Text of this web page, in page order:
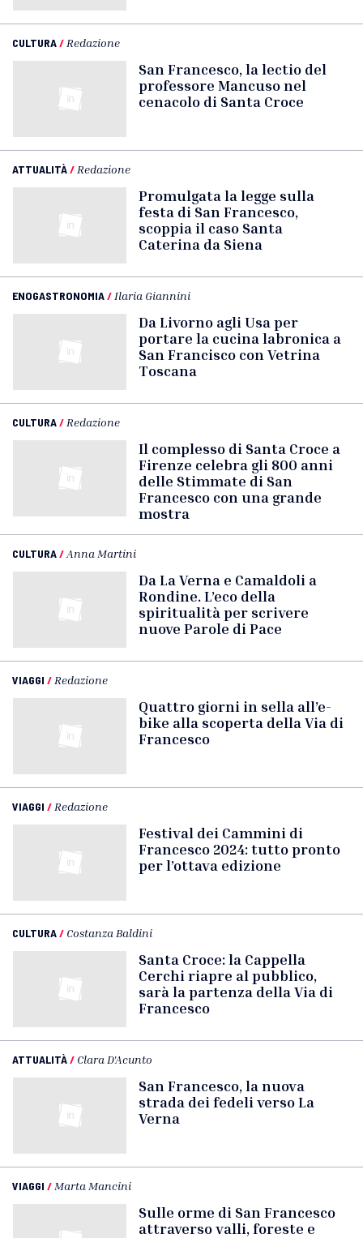
CULTURA/ Redazione
San Francesco, la lectio del
professore Mancuso nel
cenacolo di Santa Croce
ATTUALITÀ/ Redazione
Promulgata la legge sulla
festa di San Francesco,
scoppia il caso Santa
Caterina da Siena
ENOGASTRONOMIA/ Ilaria Giannini
Da Livorno agli Usa per
portare la cucina labronica a
San Francisco con Vetrina
Toscana
CULTURA/ Redazione
Il complesso di Santa Croce a
Firenze celebra gli 800 anni
delle Stimmate di San
Francesco con una grande
mostra
CULTURA/ Anna Martini
Da La Verna e Camaldoli a
Rondine. L’eco della
spiritualità per scrivere
nuove Parole di Pace
VIAGGI / Redazione
Quattro giorni in sella all’e-
bike alla scoperta della Via di
Francesco
VIAGGI / Redazione
Festival dei Cammini di
Francesco 2024: tutto pronto
per l’ottava edizione
CULTURA/ Costanza Baldini
Santa Croce: la Cappella
Cerchi riapre al pubblico,
sarà la partenza della Via di
Francesco
ATTUALITÀ/ Clara D'Acunto
San Francesco, la nuova
strada dei fedeli verso La
Verna
VIAGGI / Marta Mancini
Sulle orme di San Francesco
attraverso valli, foreste e